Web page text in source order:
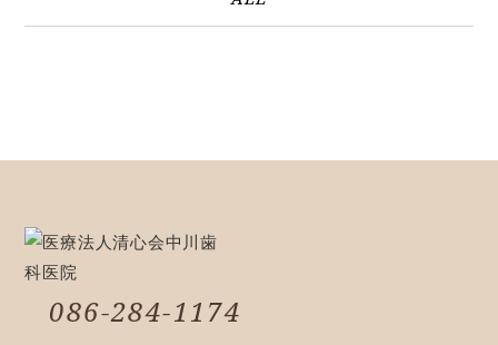
086-284-1174